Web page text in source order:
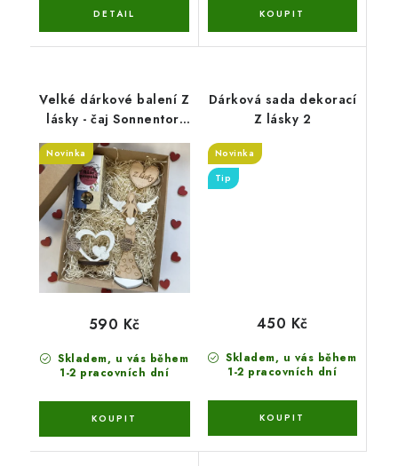
Velké dárkové balení Z
lásky - čaj Sonnentor,
srdce
Novinka
Skladem, u vás během
1-2 pracovních dní
590 Kč
Dárková sada dekorací
Z lásky 2
Novinka
Tip
Skladem, u vás během
1-2 pracovních dní
450 Kč